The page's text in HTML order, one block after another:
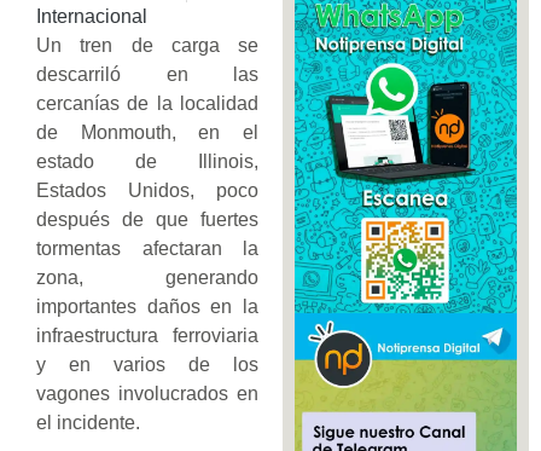
Internacional
Un tren de carga se
descarriló en las
cercanías de la localidad
de Monmouth, en el
estado de Illinois,
Estados Unidos, poco
después de que fuertes
tormentas afectaran la
zona, generando
importantes daños en la
infraestructura ferroviaria
y en varios de los
vagones involucrados en
el incidente.